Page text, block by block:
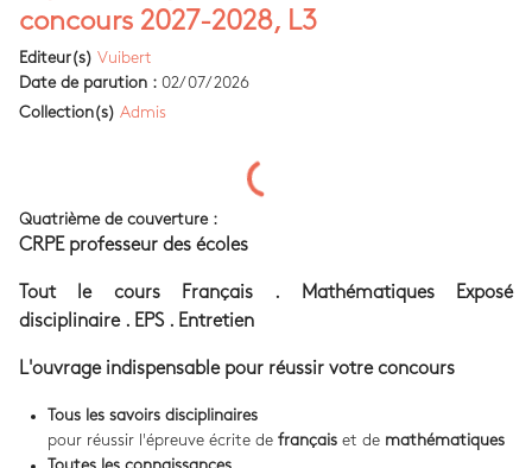
concours 2027-2028, L3
Editeur(s) Vuibert
Date de parution : 02/07/2026
Collection(s) Admis
Quatrième de couverture :
CRPE professeur des écoles
Tout le cours Français . Mathématiques Exposé
disciplinaire . EPS . Entretien
L'ouvrage indispensable pour réussir votre concours
Tous les savoirs disciplinaires
pour réussir l'épreuve écrite de français et de mathématiques